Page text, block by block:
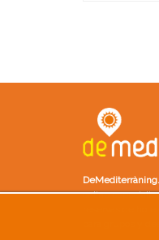
online